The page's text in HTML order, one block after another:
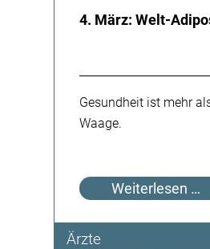
4. März: Welt-
Gesundheit ist mehr
Waage.
Weiterlesen …
Ärzte